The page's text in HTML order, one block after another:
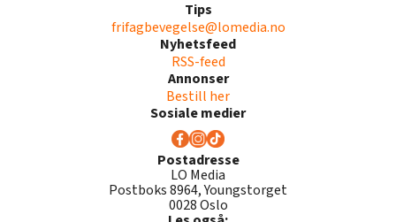
Tips
frifagbevegelse@lomedia.no
Nyhetsfeed
RSS-feed
Annonser
Bestill her
Sosiale medier
Postadresse
LO Media
Postboks 8964, Youngstorget
0028 Oslo